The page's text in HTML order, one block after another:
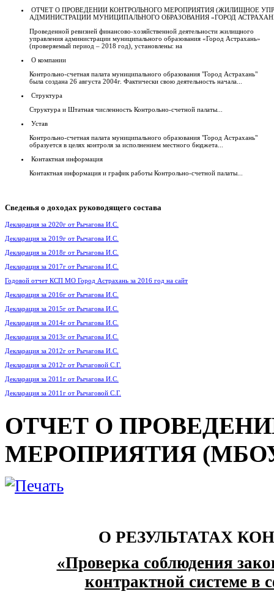
ОТЧЕТ О ПРОВЕДЕНИИ КОНТРОЛЬНОГО МЕРОПРИЯТИЯ (ЖИЛИЩНОЕ
АДМИНИСТРАЦИИ МУНИЦИПАЛЬНОГО ОБРАЗОВАНИЯ «ГОРОД
Проведенной ревизией финансово-хозяйственной деятельности жилищного
управления администрации муниципального образования «Город Астрахань»
(проверяемый период – 2018 год), установлены: на
О компании
Контрольно-счетная палата муниципального образования "Город Астрахань"
была создана 26 августа 2004г. Фактически свою деятельность начала...
Структура
Структура и Штатная численность Контрольно-счетной палаты...
Устав
Контрольно-счетная палата муниципального образования "Город Астрахань"
образуется в целях контроля за исполнением местного бюджета...
Контактная информация
Контактная информация и график работы Контрольно-счетной палаты...
Сведенья о доходах руководящего состава
Декларация за 2020г от Рычагова И.С.
Декларация за 2019г от Рычагова И.С.
Декларация за 2018г от Рычагова И.С.
Декларация за 2017г от Рычагова И.С.
Годовой отчет КСП МО Город Астрахань за 2016 год на сайт
Декларация за 2016г от Рычагова И.С.
Декларация за 2015г от Рычагова И.С.
Декларация за 2014г от Рычагова И.С.
Декларация за 2013г от Рычагова И.С.
Декларация за 2012г от Рычагова И.С.
Декларация за 2012г от Рычаговой С.Г.
Декларация за 2011г от Рычагова И.С.
Декларация за 2011г от Рычаговой С.Г.
ОТЧЕТ О
МЕРОПРИЯТИЯ (МБОУ
О РЕЗУЛЬТАТАХ
«Проверка соблюдения
контрактной системе в